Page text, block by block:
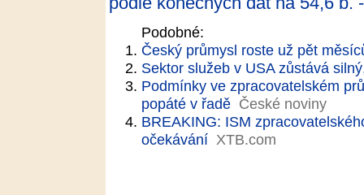
Podobné:
Český průmysl roste už pět
Sektor služeb v USA zůstává
Podmínky ve zpracovatelském
popáté v řadě České noviny
BREAKING: ISM
očekávání XTB.com